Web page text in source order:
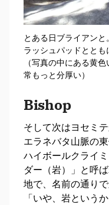
とある日ブライアン
ラッシュパッドととも
（写真の中にある黄
常もっと分厚い）
Bishop
そして次はヨセミ
エラネバタ山脈の
ハイボールクライ
ダー（岩）」と呼
地で、名前の通り
「いや、岩という